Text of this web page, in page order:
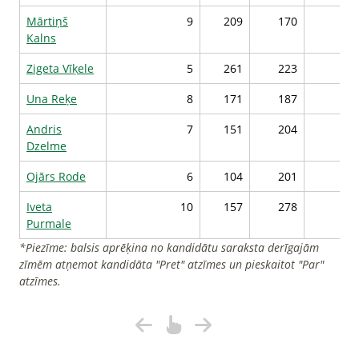
Mārtiņš
Kalns
9 209 170
Zigeta Vīķele 5 261 223
Una Reķe
8 171 187
Andris
Dzelme
7 151 204
Ojārs Rode 6 104 201
Iveta
Purmale
10 157 278
*Piezīme: balsis aprēķina no kandidātu saraksta derīgajām
zīmēm atņemot kandidāta "Pret" atzīmes un pieskaitot "Par"
atzīmes.